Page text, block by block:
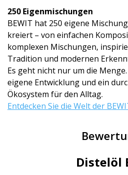
250 Eigenmischun­gen
BEWIT hat 250 eigene
kreiert – von einfachen
komplexen Mischungen,
Tradition und modernen
Es geht nicht nur um die
eigene Entwicklung und ein
Ökosystem für den Alltag.
Entdecken Sie die Welt der
Distelöl